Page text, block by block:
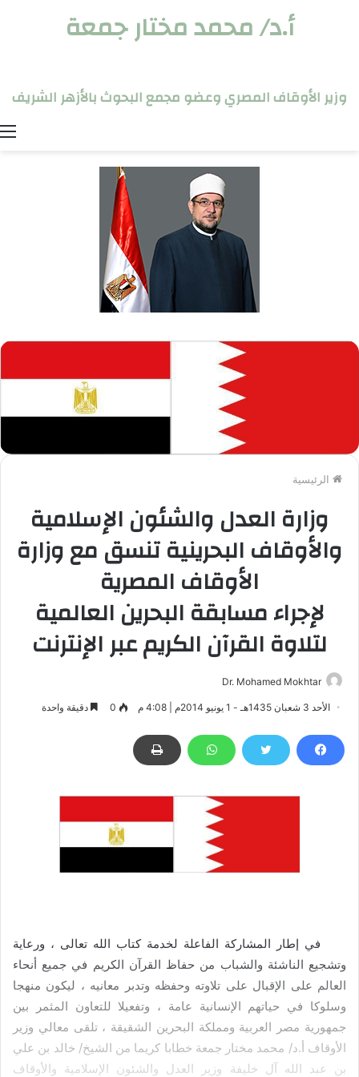
أ.د/ محمد مختار جمعة
وزير الأوقاف المصري وعضو مجمع البحوث بالأزهر الشريف
الرئيسية
وزارة العدل والشئون الإسلامية
والأوقاف البحرينية تنسق مع وزارة
الأوقاف المصرية
لإجراء مسابقة البحرين العالمية
لتلاوة القرآن الكريم عبر الإنترنت
Dr. Mohamed Mokhtar
الأحد 3 شعبان 1435هـ - 1 يونيو 2014م | 4:08 م 0 دقيقة واحدة
في إطار المشاركة الفاعلة لخدمة كتاب الله تعالى ، ورعاية
وتشجيع الناشئة والشباب من حفاظ القرآن الكريم في جميع أنحاء
العالم على الإقبال على تلاوته وحفظه وتدبر معانيه ، ليكون منهجا
وسلوكا في حياتهم الإنسانية عامة ، وتفعيلا للتعاون المثمر بين
جمهورية مصر العربية ومملكة البحرين الشقيقة ، تلقى معالي وزير
الأوقاف أ.د/ محمد مختار جمعة خطابا كريما من الشيخ/ خالد بن علي
بن عبد الله آل خليفة وزير العدل والشئون الإسلامية والأوقاف